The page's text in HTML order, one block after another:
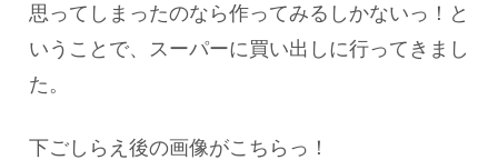
思ってしまったのなら作ってみるしかないっ！と
いうことで、スーパーに買い出しに行ってきまし
た。
下ごしらえ後の画像がこちらっ！